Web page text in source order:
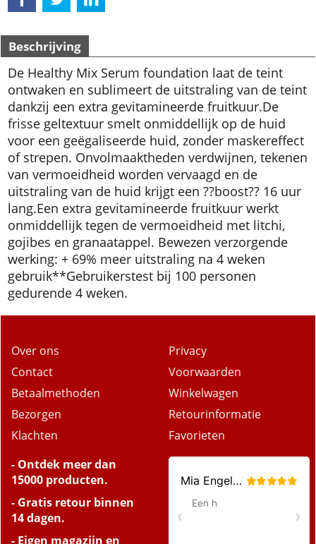
Beschrijving
De Healthy Mix Serum foundation laat de teint
ontwaken en sublimeert de uitstraling van de teint
dankzij een extra gevitamineerde fruitkuur.De
frisse geltextuur smelt onmiddellijk op de huid
voor een geëgaliseerde huid, zonder maskereffect
of strepen. Onvolmaaktheden verdwijnen, tekenen
van vermoeidheid worden vervaagd en de
uitstraling van de huid krijgt een ??boost?? 16 uur
lang.Een extra gevitamineerde fruitkuur werkt
onmiddellijk tegen de vermoeidheid met litchi,
gojibes en granaatappel. Bewezen verzorgende
werking: + 69% meer uitstraling na 4 weken
gebruik**Gebruikerstest bij 100 personen
gedurende 4 weken.
Over ons
Contact
Betaalmethoden
Bezorgen
Klachten
Privacy
Voorwaarden
Winkelwagen
Retourinformatie
Favorieten
- Ontdek meer dan
15000 producten.
- Gratis retour binnen
14 dagen.
- Eigen magazijn en